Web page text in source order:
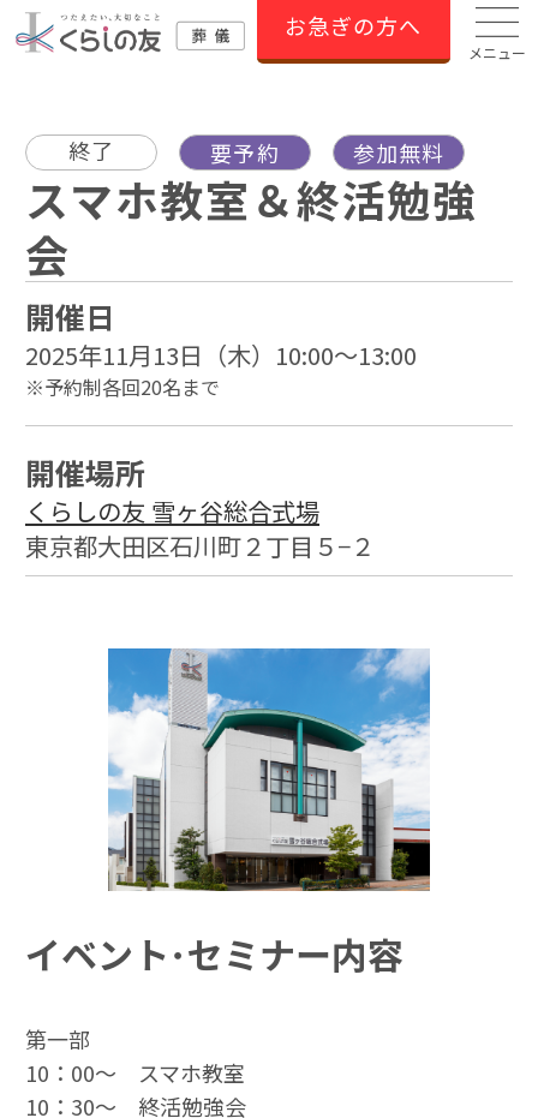
お急ぎの方へ
メニュー
終了 要予約 参加無料
スマホ教室＆終活勉強
会
開催日
2025年11月13日（木）10:00～13:00
※予約制各回20名まで
開催場所
くらしの友 雪ヶ谷総合式場
東京都大田区石川町２丁目５−２
イベント･セミナー内容
第一部
10：00～ スマホ教室
10：30～ 終活勉強会